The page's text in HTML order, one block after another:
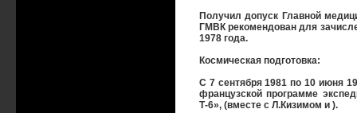
Получил допуск Главной
ГМВК рекомендован для
1978 года.
Космическая подготовка:
С 7 сентября 1981 по 10 июня
французской программе
Т-6», (вместе с Л.Кизимом и ).